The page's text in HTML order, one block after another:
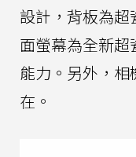
設計，背板為
面螢幕為全新
能力。另外，
在。